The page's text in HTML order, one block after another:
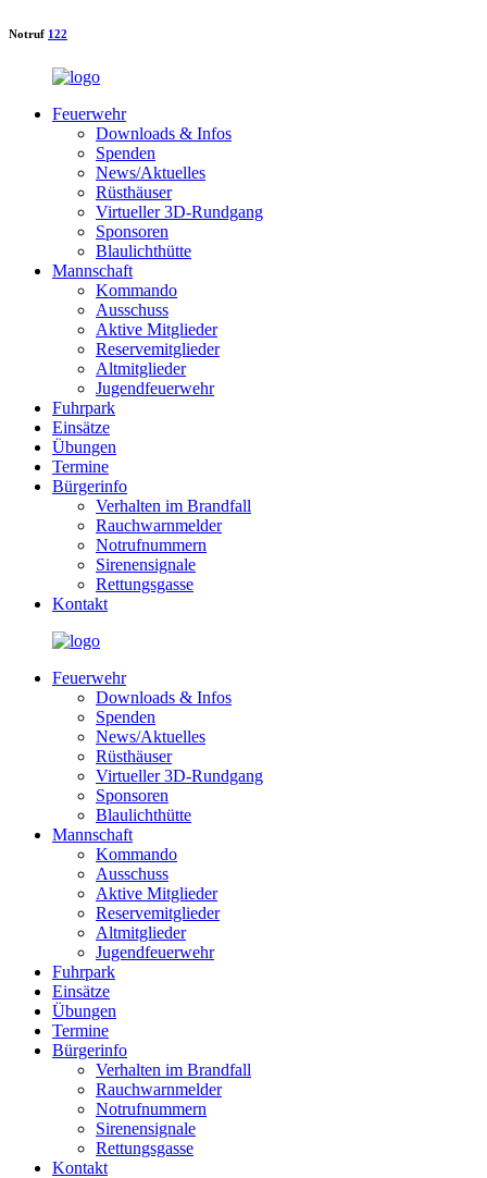
Notruf 122
Feuerwehr
Downloads & Infos
Spenden
News/Aktuelles
Rüsthäuser
Virtueller 3D-Rundgang
Sponsoren
Blaulichthütte
Mannschaft
Kommando
Ausschuss
Aktive Mitglieder
Reservemitglieder
Altmitglieder
Jugendfeuerwehr
Fuhrpark
Einsätze
Übungen
Termine
Bürgerinfo
Verhalten im Brandfall
Rauchwarnmelder
Notrufnummern
Sirenensignale
Rettungsgasse
Kontakt
Feuerwehr
Downloads & Infos
Spenden
News/Aktuelles
Rüsthäuser
Virtueller 3D-Rundgang
Sponsoren
Blaulichthütte
Mannschaft
Kommando
Ausschuss
Aktive Mitglieder
Reservemitglieder
Altmitglieder
Jugendfeuerwehr
Fuhrpark
Einsätze
Übungen
Termine
Bürgerinfo
Verhalten im Brandfall
Rauchwarnmelder
Notrufnummern
Sirenensignale
Rettungsgasse
Kontakt